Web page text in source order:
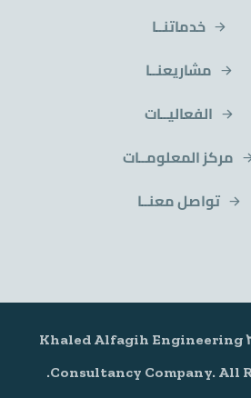
خدماتنــا
مشاريعنــا
الفعاليــات
مركز المعلومــات
تواصل معنــا
Copyright © ٢٠٢٦ Khaled Alfagih Engineering
Consultancy Company. All